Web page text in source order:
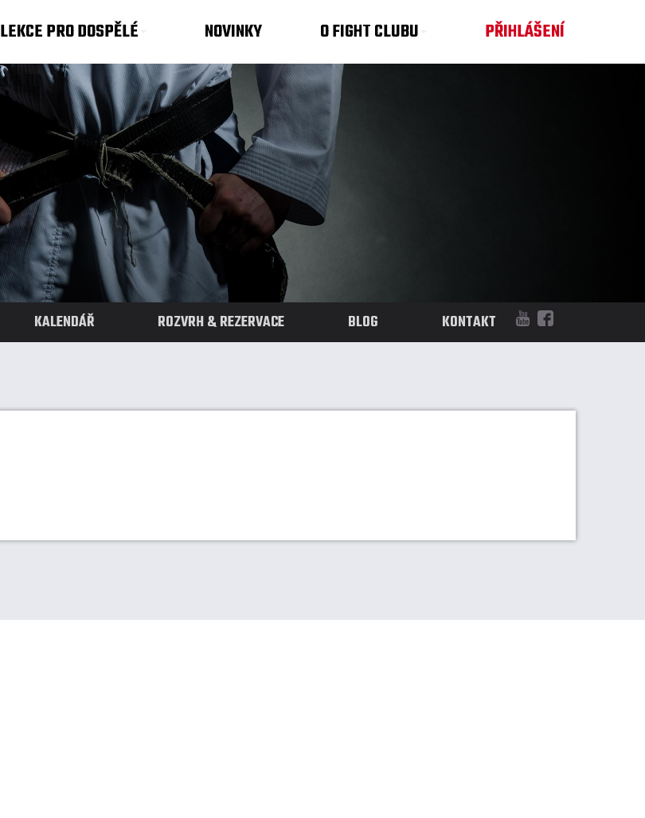
LEKCE PRO DOSPĚLÉ NOVINKY O FIGHT CLUBU PŘIHLÁŠENÍ
KALENDÁŘ ROZVRH & REZERVACE BLOG KONTAKT